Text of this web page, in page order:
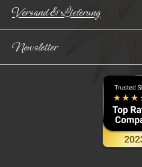
Versand & Lieferung
Newsletter